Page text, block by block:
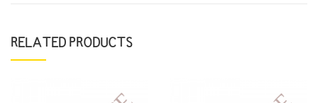
RELATED PRODUCTS